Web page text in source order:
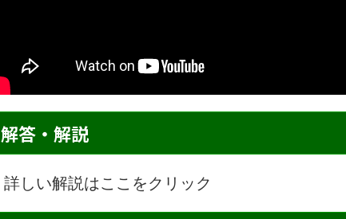
解答・解説
詳しい解説はここをクリック